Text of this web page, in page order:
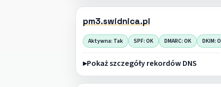
pm3.swidnica.pl
Aktywna: Tak SPF: OK DMARC: OK DKIM:
Pokaż szczegóły rekordów DNS